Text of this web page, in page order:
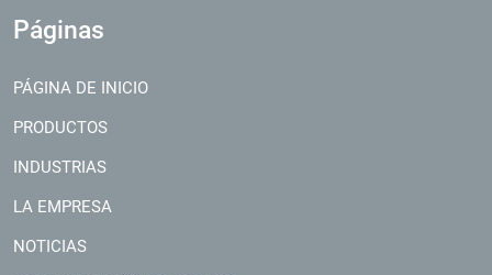
Páginas
PÁGINA DE INICIO
PRODUCTOS
INDUSTRIAS
LA EMPRESA
NOTICIAS